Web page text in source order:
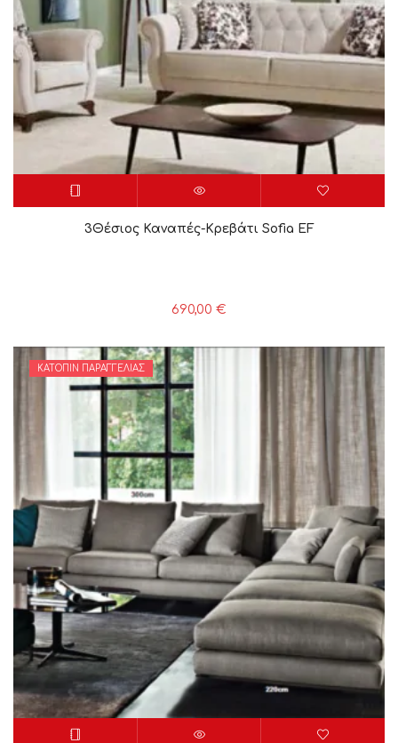
3Θέσιος Καναπές-Κρεβάτι Sofia EF
690,00 €
ΚΑΤΌΠΙΝ ΠΑΡΑΓΓΕΛΊΑΣ